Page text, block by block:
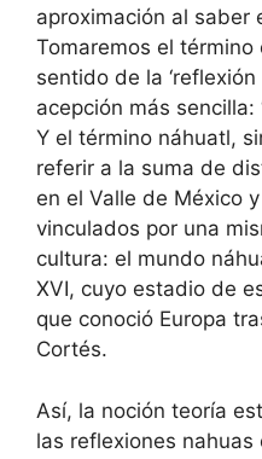
aproximación al saber
Tomaremos el
sentido de la
acepción más sencilla:
Y el término náhuatl,
referir a la suma de
en el Valle de México
vinculados por una
cultura: el mundo
XVI, cuyo estadio de
que conoció Europa
Cortés.
Así, la noción teoría
las reflexiones nahuas